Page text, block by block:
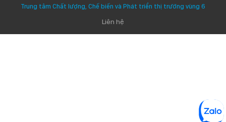
Trung tâm Chất lượng, Chế biến và Phát triển thị trường vùng 6
Liên hệ